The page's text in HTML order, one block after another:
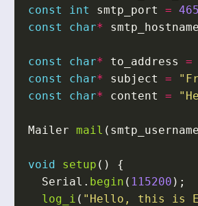
const
int smtp_port = 465
const
char* smtp_hostname
const char* to_address =
const
char* subject =
const
char* content =
Mailer mail ( smtp_username
void setup ()
{
Serial . begin ( 115200 );
log_i ( "Hello, this is